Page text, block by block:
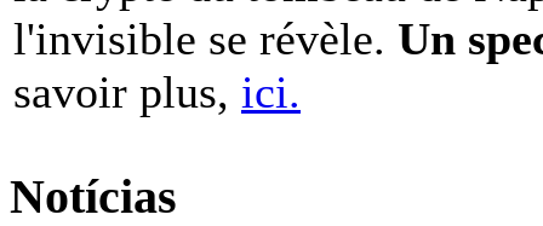
l'invisible se révèle. Un
savoir plus, ici.
Notícias